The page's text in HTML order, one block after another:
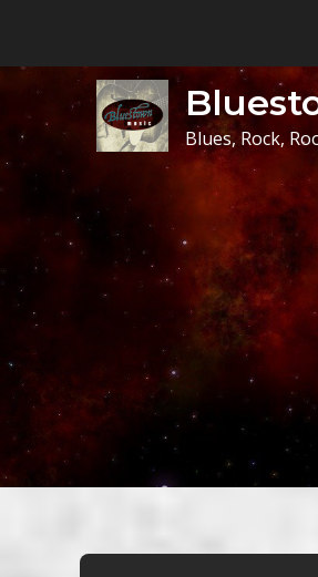
content
Blues, Rock,